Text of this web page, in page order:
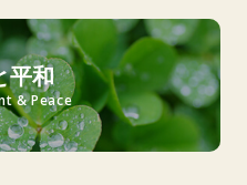
平和
& Peace